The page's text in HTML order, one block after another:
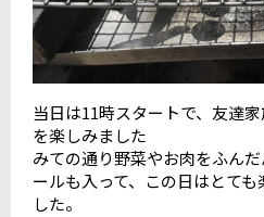
当日は11時スタートで、友達
を楽しみました
みての通り野菜やお肉をふん
ールも入って、この日はとて
した。